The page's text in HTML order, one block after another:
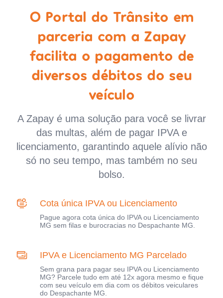
O Portal do Trânsito em
parceria com a Zapay
facilita o pagamento de
diversos débitos do seu
veículo
A Zapay é uma solução para você se livrar
das multas, além de pagar IPVA e
licenciamento, garantindo aquele alívio não
só no seu tempo, mas também no seu
bolso.
Cota única IPVA ou Licenciamento
Pague agora cota única do IPVA ou Licenciamento
MG sem filas e burocracias no Despachante MG.
IPVA e Licenciamento MG Parcelado
Sem grana para pagar seu IPVA ou Licenciamento
MG? Parcele tudo em até 12x agora mesmo e fique
com seu veículo em dia com os débitos veiculares
do Despachante MG.